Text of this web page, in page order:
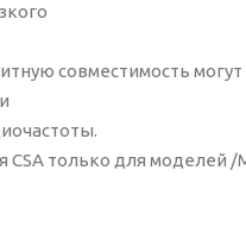
совместимость могут
CSA только для моделей /